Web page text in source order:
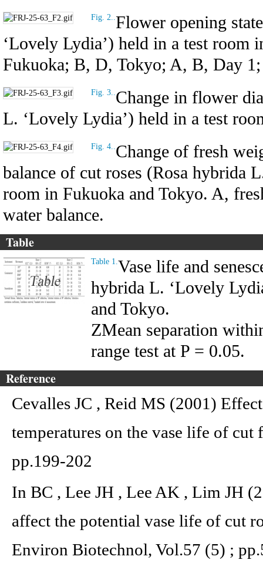
Fig. 2.. Flower opening
‘Lovely Lydia’) held in a test room
Fukuoka; B, D, Tokyo; A, B, Day
Fig. 3.. Change in flower
L. ‘Lovely Lydia’) held in a test
Fig. 4.. Change of fresh
balance of cut roses (Rosa hybrida
room in Fukuoka and Tokyo. A,
water balance.
Table
Table 1. Vase life and
hybrida L. ‘Lovely
and Tokyo.
ZMean separation
range test at P = 0.05.
Reference
Cevalles JC , Reid MS (2001)
temperatures on the vase life of
pp.199-202
In BC , Lee JH , Lee AK , Lim JH
affect the potential vase life of cut
Environ Biotechnol, Vol.57 (5) ;